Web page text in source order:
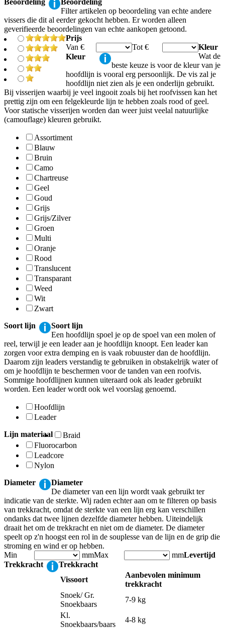
Beoordeling
Beoordeling
Filter artikelen op beoordeling van echte andere
vissers die dit al eerder gekocht hebben. Er worden alleen
geverifieerde beoordelingen van echte aankopen getoond.
Prijs
Van €
Tot €
Kleur
Kleur
Wat de
beste keuze is voor de kleur van je
hoofdlijn is vooral erg persoonlijk. De vis zal je
hoofdlijn niet zien als je een onderlijn gebruikt.
Bij visserijen waarbij je veel ingooit zoals bij het roofvissen kan het
prettig zijn om een felgekleurde lijn te hebben zoals rood of geel.
Voor statische visserijen worden dan weer juist veelal natuurlijke
(camouflage) kleuren gebruikt.
Assortiment
Blauw
Bruin
Camo
Chartreuse
Geel
Goud
Grijs
Grijs/Zilver
Groen
Multi
Oranje
Rood
Translucent
Transparant
Weed
Wit
Zwart
Soort lijn
Soort lijn
Een hoofdlijn spoel je op de spoel van een molen of
reel, terwijl je een leader aan je hoofdlijn knoopt. Een leader kan
zorgen voor extra demping en is vaak robuuster dan de hoofdlijn.
Daarom zijn leaders verstandig te gebruiken in obstakelrijk water of
om je hoofdlijn te beschermen voor de tanden van een roofvis.
Sommige hoofdlijnen kunnen uiteraard ook als leader gebruikt
worden. Een leader wordt ook wel voorslag genoemd.
Hoofdlijn
Leader
Lijn materiaal
Braid
Fluorocarbon
Leadcore
Nylon
Diameter
Diameter
De diameter van een lijn wordt vaak gebruikt ter
indicatie van de sterkte. Wij raden echter aan om te filteren op basis
van trekkracht, omdat de sterkte van een lijn erg kan verschillen
ondanks dat twee lijnen dezelfde diameter hebben. Uiteindelijk
draait het om de trekkracht en niet om de diameter. De diameter
speelt op z'n hoogst een rol in de souplesse van de lijn en de grip die
stroming en wind er op hebben.
Min
mmMax
mm
Trekkracht
Trekkracht
Vissoort
Aanbevolen minimum
trekkracht
Snoek/ Gr.
Snoekbaars
7-9 kg
Kl.
Snoekbaars/baars
4-8 kg
Levertijd